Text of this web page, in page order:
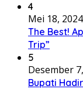
4
Mei 18, 2024
The Best!
Trip”
5
Desember
Bupati